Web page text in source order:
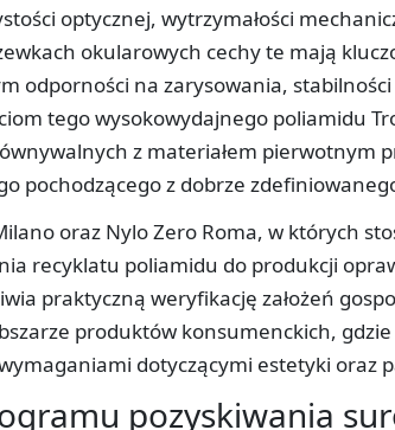
optycznej, wytrzymałości
okularowych cechy te mają
odporności na zarysowania,
tego wysokowydajnego poliamidu
z materiałem pierwotnym
pochodzącego z dobrze
oraz Nylo Zero Roma, w których
recyklatu poliamidu do produkcji
praktyczną weryfikację założeń
produktów konsumenckich,
dotyczącymi estetyki oraz
pozyskiwania